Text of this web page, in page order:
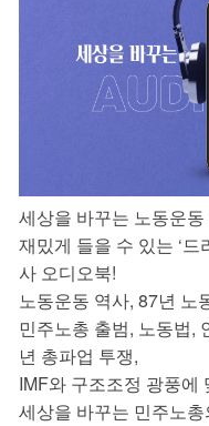
세상을 바꾸는 노동운
재밌게 들을 수 있는 ‘
사 오디오북!
노동운동 역사, 87년 노
민주노총 출범, 노동법,
년 총파업 투쟁,
IMF와 구조조정 광풍에
세상을 바꾸는 민주노